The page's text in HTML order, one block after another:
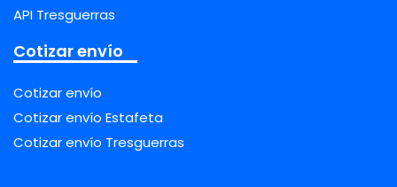
API Tresguerras
Cotizar envío
Cotizar envío
Cotizar envío Estafeta
Cotizar envío Tresguerras